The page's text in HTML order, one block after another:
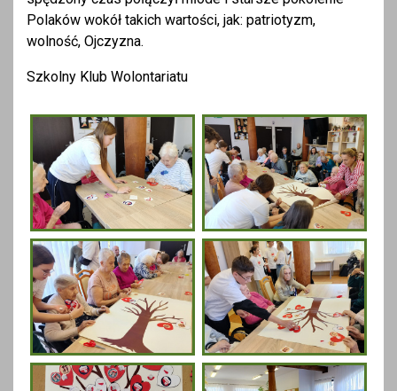
Polaków wokół takich wartości, jak: patriotyzm,
wolność, Ojczyzna.
Szkolny Klub Wolontariatu